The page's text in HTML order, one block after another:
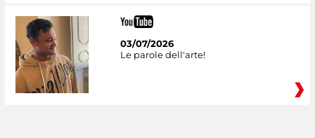
03/07/2026
Le parole dell'arte!